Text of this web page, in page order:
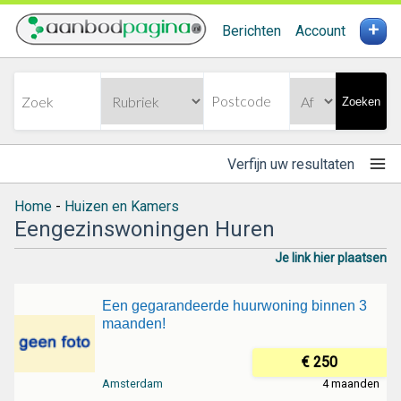
Berichten Account +
Zoeken
Verfijn uw resultaten
Home - Huizen en Kamers
Eengezinswoningen Huren
Je link hier plaatsen
Een gegarandeerde huurwoning binnen 3
maanden!
€ 250
Amsterdam 4 maanden